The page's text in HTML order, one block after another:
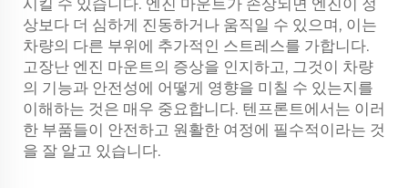
시킬 수 있습니다. 엔진 마운트가 손상되면 엔진이 정
상보다 더 심하게 진동하거나 움직일 수 있으며, 이는
차량의 다른 부위에 추가적인 스트레스를 가합니다.
고장난 엔진 마운트의 증상을 인지하고, 그것이 차량
의 기능과 안전성에 어떻게 영향을 미칠 수 있는지를
이해하는 것은 매우 중요합니다. 텐프론트에서는 이러
한 부품들이 안전하고 원활한 여정에 필수적이라는 것
을 잘 알고 있습니다.